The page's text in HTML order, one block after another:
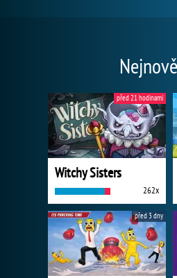
Witchy Sisters
262x
před 21 hodinami
před 3 dny